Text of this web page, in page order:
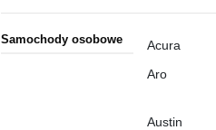
Samochody osobowe Acura
Aro
Austin